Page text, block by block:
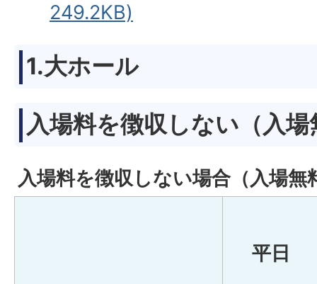
249.2KB)
1.大ホール
入場料を徴収しない（入
入場料を徴収しない場合（入場無
平日